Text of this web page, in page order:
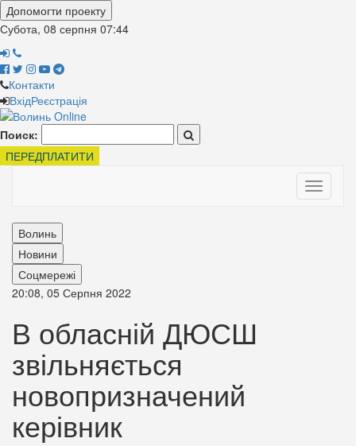
Допомогти проекту
Субота, 08 серпня 07:45
Контакти
ВхідРеєстрація
Поиск:
ПЕРЕДПЛАТИТИ
Toggle
Волинь
Новини
Соцмережі
20:08, 05 Серпня 2022
В обласній ДЮСШ
звільняється
новопризначений
керівник